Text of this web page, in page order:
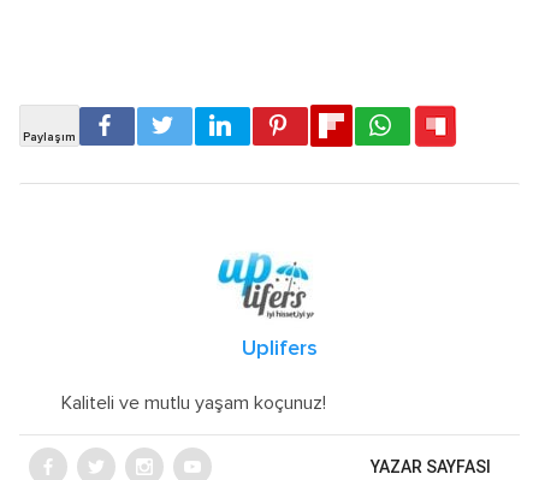
Uplifers
Kaliteli ve mutlu yaşam koçunuz!
YAZAR SAYFASI